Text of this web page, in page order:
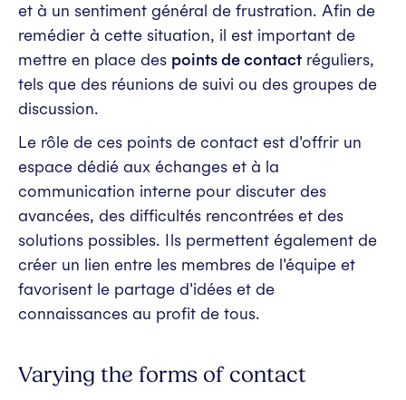
et à un sentiment général de frustration. Afin de
remédier à cette situation, il est important de
mettre en place des points de contact réguliers,
tels que des réunions de suivi ou des groupes de
discussion.
Le rôle de ces points de contact est d'offrir un
espace dédié aux échanges et à la
communication interne pour discuter des
avancées, des difficultés rencontrées et des
solutions possibles. Ils permettent également de
créer un lien entre les membres de l'équipe et
favorisent le partage d'idées et de
connaissances au profit de tous.
Varying the forms of contact